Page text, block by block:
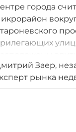
города
и
вероятно,
в
здесь
Заер,
рынка